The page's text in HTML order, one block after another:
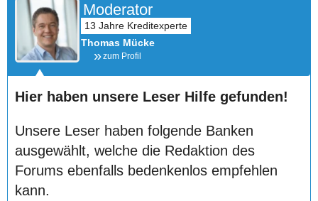
Moderator
Thomas Mücke
zum Profil
Hier haben unsere Leser Hilfe gefunden!
Unsere Leser haben folgende Banken
ausgewählt, welche die Redaktion des
Forums ebenfalls bedenkenlos empfehlen
kann.